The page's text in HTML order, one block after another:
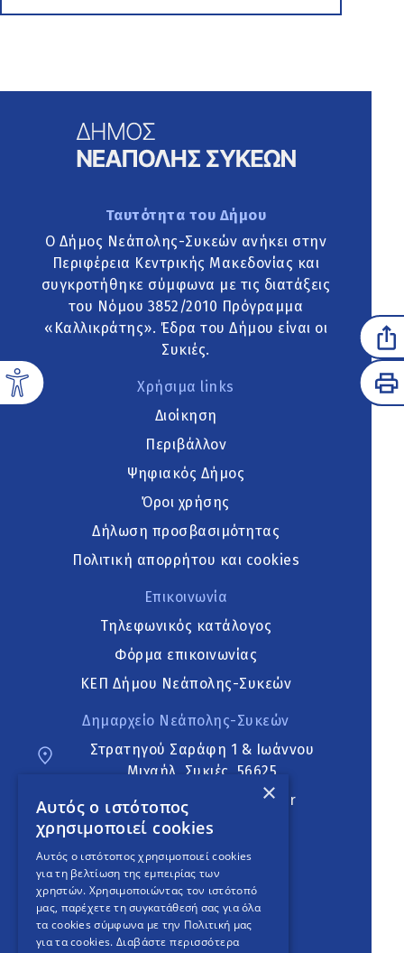
Ταυτότητα του Δήμου
Ο Δήμος Νεάπολης-Συκεών ανήκει στην
Περιφέρεια Κεντρικής Μακεδονίας και
συγκροτήθηκε σύμφωνα με τις διατάξεις
του Νόμου 3852/2010 Πρόγραμμα
«Καλλικράτης». Έδρα του Δήμου είναι οι
Συκιές.
Χρήσιμα links
Διοίκηση
Περιβάλλον
Ψηφιακός Δήμος
Όροι χρήσης
Δήλωση προσβασιμότητας
Πολιτική απορρήτου και cookies
Επικοινωνία
Τηλεφωνικός κατάλογος
Φόρμα επικοινωνίας
ΚΕΠ Δήμου Νεάπολης-Συκεών
Δημαρχείο Νεάπολης-Συκεών
Στρατηγού Σαράφη 1 & Ιωάννου
Μιχαήλ, Συκιές, 56625
neapoli.sykies@ddt.gov.gr
Ακολουθήστε
English Version
An project
×
Αυτός ο ιστότοπος
χρησιμοποιεί cookies
Αυτός ο ιστότοπος χρησιμοποιεί cookies
για τη βελτίωση της εμπειρίας των
χρηστών. Χρησιμοποιώντας τον ιστότοπό
μας, παρέχετε τη συγκατάθεσή σας για όλα
τα cookies σύμφωνα με την Πολιτική μας
για τα cookies. Διαβάστε περισσότερα